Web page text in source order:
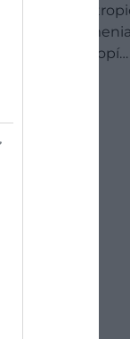
oknami zúria
sa
a asfalt sa topí…